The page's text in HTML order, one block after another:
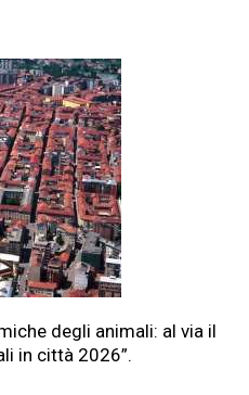
degli animali: al via il
in città 2026”.